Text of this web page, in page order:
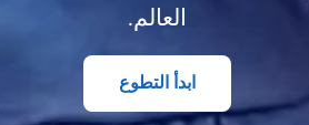
العالم.
ابدأ التطوع